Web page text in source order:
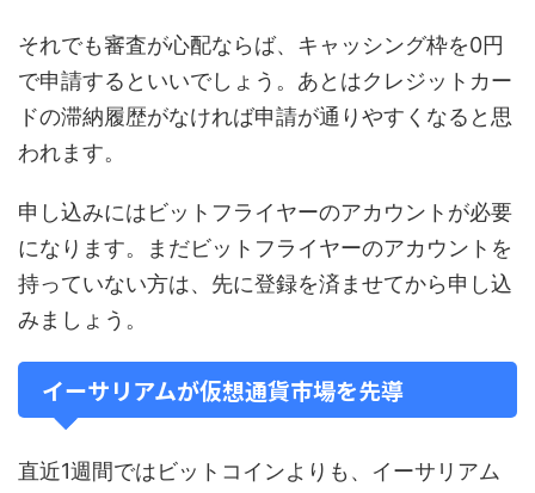
それでも審査が心配ならば、キャッシング枠を0円
で申請するといいでしょう。あとはクレジットカー
ドの滞納履歴がなければ申請が通りやすくなると思
われます。
申し込みにはビットフライヤーのアカウントが必要
になります。まだビットフライヤーのアカウントを
持っていない方は、先に登録を済ませてから申し込
みましょう。
イーサリアムが仮想通貨市場を先導
直近1週間ではビットコインよりも、イーサリアム